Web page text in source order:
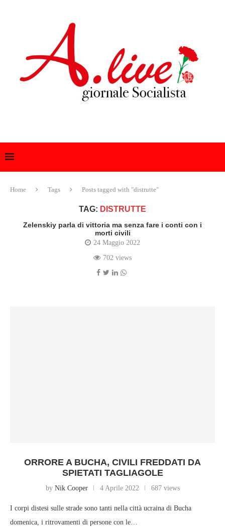
Home Tags Posts tagged with "distrutte"
TAG: DISTRUTTE
Zelenskiy parla di vittoria ma senza fare i conti con i
morti civili
24 Maggio 2022
702 views
ORRORE A BUCHA, CIVILI FREDDATI DA
SPIETATI TAGLIAGOLE
by Nik Cooper 4 Aprile 2022 687 views
I corpi distesi sulle strade sono tanti nella città ucraina di Bucha
domenica, i ritrovamenti di persone con le…